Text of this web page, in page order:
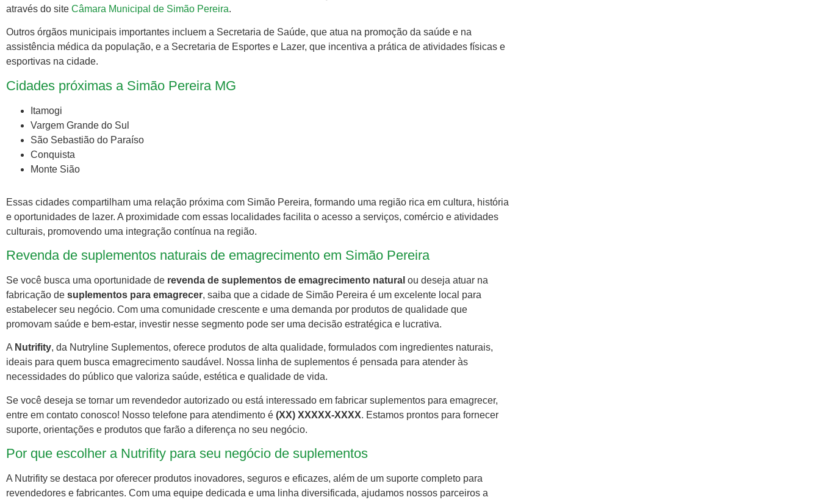
através do site Câmara Municipal de Simão Pereira.
Outros órgãos municipais importantes incluem a Secretaria de Saúde, que atua na promoção da saúde e na
assistência médica da população, e a Secretaria de Esportes e Lazer, que incentiva a prática de atividades físicas e
esportivas na cidade.
Cidades próximas a Simão Pereira MG
Itamogi
Vargem Grande do Sul
São Sebastião do Paraíso
Conquista
Monte Sião
Essas cidades compartilham uma relação próxima com Simão Pereira, formando uma região rica em cultura, história
e oportunidades de lazer. A proximidade com essas localidades facilita o acesso a serviços, comércio e atividades
culturais, promovendo uma integração contínua na região.
Revenda de suplementos naturais de emagrecimento em Simão Pereira
Se você busca uma oportunidade de revenda de suplementos de emagrecimento natural ou deseja atuar na
fabricação de suplementos para emagrecer, saiba que a cidade de Simão Pereira é um excelente local para
estabelecer seu negócio. Com uma comunidade crescente e uma demanda por produtos de qualidade que
promovam saúde e bem-estar, investir nesse segmento pode ser uma decisão estratégica e lucrativa.
A Nutrifity, da Nutryline Suplementos, oferece produtos de alta qualidade, formulados com ingredientes naturais,
ideais para quem busca emagrecimento saudável. Nossa linha de suplementos é pensada para atender às
necessidades do público que valoriza saúde, estética e qualidade de vida.
Se você deseja se tornar um revendedor autorizado ou está interessado em fabricar suplementos para emagrecer,
entre em contato conosco! Nosso telefone para atendimento é (XX) XXXXX-XXXX. Estamos prontos para fornecer
suporte, orientações e produtos que farão a diferença no seu negócio.
Por que escolher a Nutrifity para seu negócio de suplementos
A Nutrifity se destaca por oferecer produtos inovadores, seguros e eficazes, além de um suporte completo para
revendedores e fabricantes. Com uma equipe dedicada e uma linha diversificada, ajudamos nossos parceiros a